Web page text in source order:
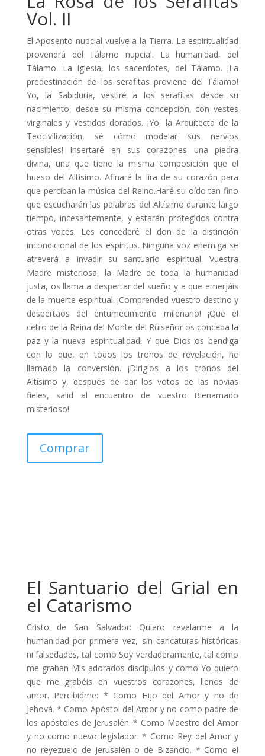
Vol. II
El Aposento nupcial vuelve a la Tierra. La espiritualidad
provendrá del Tálamo nupcial. La humanidad, del
Tálamo. La Iglesia, los sacerdotes, del Tálamo. ¡La
predestinación de los serafitas proviene del Tálamo!
Yo, la Sabiduría, vestiré a los serafitas desde su
nacimiento, desde su misma concepción, con vestes
virginales y vestidos dorados. ¡Yo, la Arquitecta de la
Teocivilización, sé cómo modelar sus nervios
sensibles! Insertaré en sus corazones una piedra
divina, una que tiene la misma composición que el
hueso del Altísimo. Afinaré la lira de su corazón para
que perciban la música del Reino.Haré su oído tan fino
que escucharán las palabras del Altísimo durante largo
tiempo, incesantemente, y estarán protegidos contra
otras voces. Les concederé el don de la distinción
incondicional de los espíritus. Ninguna voz enemiga se
atreverá a invadir su santuario espiritual. Vuestra
Madre misteriosa, la Madre de toda la humanidad
justa, os llama a despertar del sueño y a que emerjáis
de la muerte espiritual. ¡Comprended vuestro destino y
despertaos del entumecimiento milenario! ¡Que el
cetro de la Reina del Monte del Ruiseñor os conceda la
paz y la nueva espiritualidad! Y que Dios os bendiga
con lo que, en todos los tronos de revelación, he
llamado la conversión. ¡Dirigíos a los tronos del
Altísimo y, después de dar los votos de las novias
fieles, salid al encuentro de vuestro Bienamado
misterioso!
Comprar
El Santuario del Grial en
el Catarismo
Cristo de San Salvador: Quiero revelarme a la
humanidad por primera vez, sin caricaturas históricas
ni falsedades, tal como Soy verdaderamente, tal como
me graban Mis adorados discípulos y como Yo quiero
que me grabéis en vuestros corazones, llenos de
amor. Percibidme: * Como Hijo del Amor y no de
Jehová. * Como Apóstol del Amor y no como padre de
los apóstoles de Jerusalén. * Como Maestro del Amor
y no como nuevo legislador. * Como Rey del Amor y
no reyezuelo de Jerusalén o de Bizancio. * Como el